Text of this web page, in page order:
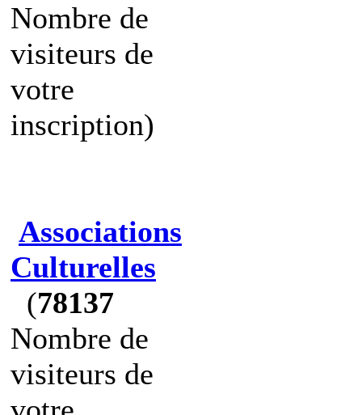
Nombre de
visiteurs de
votre
inscription)
Associations
Culturelles
(78137
Nombre de
visiteurs de